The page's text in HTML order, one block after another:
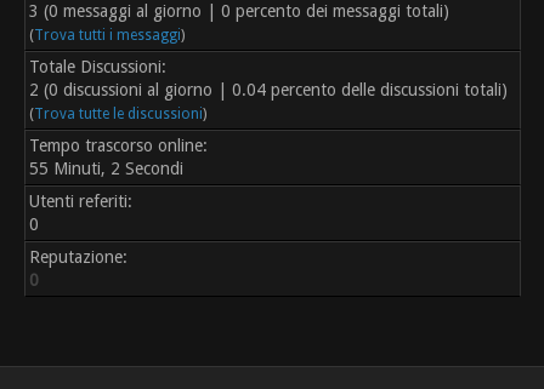
3 (0 messaggi al giorno | 0 percento dei messaggi totali)
(Trova tutti i messaggi)
Totale Discussioni:
2 (0 discussioni al giorno | 0.04 percento delle discussioni totali)
(Trova tutte le discussioni)
Tempo trascorso online:
55 Minuti, 2 Secondi
Utenti referiti:
0
Reputazione:
0